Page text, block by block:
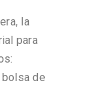
la
para
de